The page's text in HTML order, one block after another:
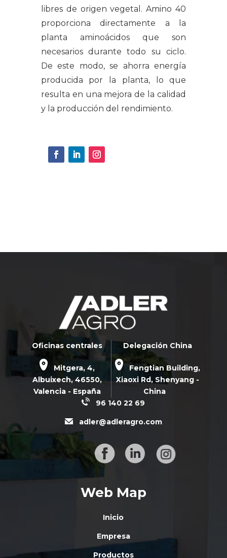
libres de origen vegetal. Amino 40
proporciona directamente a la
planta aminoácidos que son
necesarios durante todo su ciclo.
De este modo, se ahorra energía
producida por la planta, lo que
resulta en una mejora de la calidad
y la producción del rendimiento.
Oficinas centrales
Mitgera, 4,
Albuixech, 46550,
Valencia - España
Delegación China
Fengtian Building,
Xiaoxi Rd,Shenyang -
China
96 140 22 69
adler@adleragro.com
Web Map
Inicio
Empresa
Productos